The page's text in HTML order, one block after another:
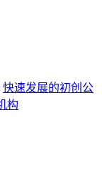
快速发展的初创公
构